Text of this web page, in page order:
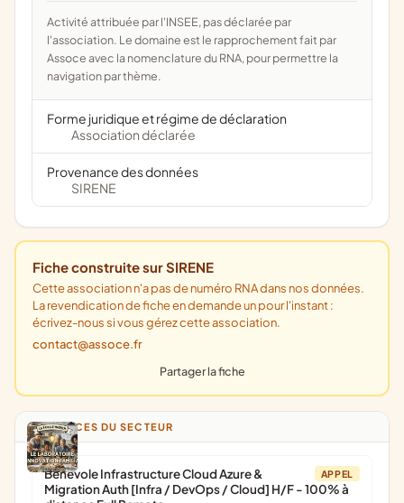
Activité attribuée par l'INSEE, pas déclarée par
l'association. Le domaine est le rapprochement fait par
Assoce avec la nomenclature du RNA, pour permettre la
navigation par thème.
Forme juridique et régime de déclaration
Association déclarée
Provenance des données
SIRENE
Fiche construite sur SIRENE
Cette association n'a pas de numéro RNA dans nos données.
La revendication de fiche en demande un pour l'instant :
écrivez-nous si vous gérez cette association.
contact@assoce.fr
Partager la fiche
ANNONCES DU SECTEUR
APPEL
Bénévole Infrastructure Cloud Azure &
Migration Auth [Infra / DevOps / Cloud] H/F - 100% à